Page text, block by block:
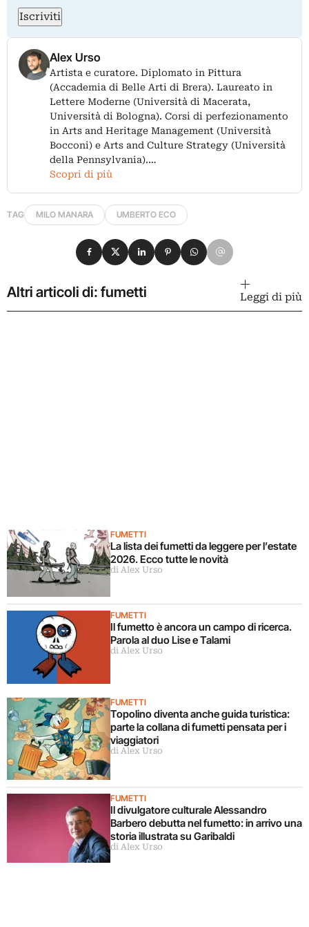
Iscriviti
Alex Urso
Artista e curatore. Diplomato in Pittura
(Accademia di Belle Arti di Brera). Laureato in
Lettere Moderne (Università di Macerata,
Università di Bologna). Corsi di perfezionamento
in Arts and Heritage Management (Università
Bocconi) e Arts and Culture Strategy (Università
della Pennsylvania).…
Scopri di più
TAG MILO MANARA UMBERTO ECO
Condividi su Facebook
Condividi su X
Condividi su LinkedIn
Condividi su Pinterest
Condividi su WhatsApp
Condividi su Email
Altri articoli di: fumetti Leggi di più
FUMETTI
La lista dei fumetti da leggere per l’estate
2026. Ecco tutte le novità
di Alex Urso
FUMETTI
Il fumetto è ancora un campo di ricerca.
Parola al duo Lise e Talami
di Alex Urso
FUMETTI
Topolino diventa anche guida turistica:
parte la collana di fumetti pensata per i
viaggiatori
di Alex Urso
FUMETTI
Il divulgatore culturale Alessandro
Barbero debutta nel fumetto: in arrivo una
storia illustrata su Garibaldi
di Alex Urso